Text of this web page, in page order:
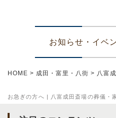
お急ぎの方へ | 八富成田斎場の葬儀・
お知らせ・イベ
HOME > 成田・富里・八街 > 八富